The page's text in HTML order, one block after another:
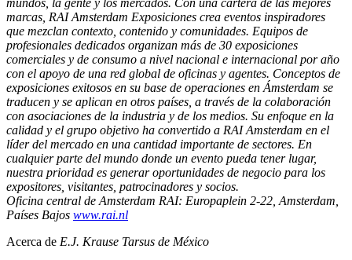
marcas, RAI Amsterdam Exposiciones crea eventos inspiradores
que mezclan contexto, contenido y comunidades. Equipos de
profesionales dedicados organizan más de 30 exposiciones
comerciales y de consumo a nivel nacional e internacional por año
con el apoyo de una red global de oficinas y agentes. Conceptos de
exposiciones exitosos en su base de operaciones en Ámsterdam se
traducen y se aplican en otros países, a través de la colaboración
con asociaciones de la industria y de los medios. Su enfoque en la
calidad y el grupo objetivo ha convertido a RAI Amsterdam en el
líder del mercado en una cantidad importante de sectores. En
cualquier parte del mundo donde un evento pueda tener lugar,
nuestra prioridad es generar oportunidades de negocio para los
expositores, visitantes, patrocinadores y socios.
Oficina central de Amsterdam RAI: Europaplein 2-22, Amsterdam,
Países Bajos www.rai.nl
Acerca de E.J. Krause Tarsus de México